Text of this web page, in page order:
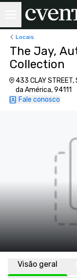
Locais
The Jay,
Collection
433 CLAY
da América, 94111
Fale conosco
Visão geral